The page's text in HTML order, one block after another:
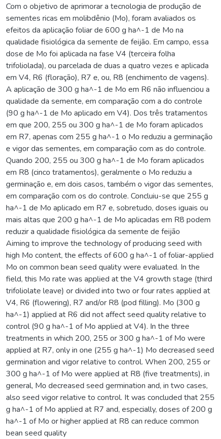
Com o objetivo de aprimorar a tecnologia de produção de
sementes ricas em molibdênio (Mo), foram avaliados os
efeitos da aplicação foliar de 600 g ha^-1 de Mo na
qualidade fisiológica da semente de feijão. Em campo, essa
dose de Mo foi aplicada na fase V4 (terceira folha
trifoliolada), ou parcelada de duas a quatro vezes e aplicada
em V4, R6 (floração), R7 e, ou, R8 (enchimento de vagens).
A aplicação de 300 g ha^-1 de Mo em R6 não influenciou a
qualidade da semente, em comparação com a do controle
(90 g ha^-1 de Mo aplicado em V4). Dos três tratamentos
em que 200, 255 ou 300 g ha^-1 de Mo foram aplicados
em R7, apenas com 255 g ha^-1 o Mo reduziu a germinação
e vigor das sementes, em comparação com as do controle.
Quando 200, 255 ou 300 g ha^-1 de Mo foram aplicados
em R8 (cinco tratamentos), geralmente o Mo reduziu a
germinação e, em dois casos, também o vigor das sementes,
em comparação com os do controle. Concluiu-se que 255 g
ha^-1 de Mo aplicado em R7 e, sobretudo, doses iguais ou
mais altas que 200 g ha^-1 de Mo aplicadas em R8 podem
reduzir a qualidade fisiológica da semente de feijão
Aiming to improve the technology of producing seed with
high Mo content, the effects of 600 g ha^-1 of foliar-applied
Mo on common bean seed quality were evaluated. In the
field, this Mo rate was applied at the V4 growth stage (third
trifoliolate leave) or divided into two or four rates applied at
V4, R6 (flowering), R7 and/or R8 (pod filling). Mo (300 g
ha^-1) applied at R6 did not affect seed quality relative to
control (90 g ha^-1 of Mo applied at V4). In the three
treatments in which 200, 255 or 300 g ha^-1 of Mo were
applied at R7, only in one (255 g ha^-1) Mo decreased seed
germination and vigor relative to control. When 200, 255 or
300 g ha^-1 of Mo were applied at R8 (five treatments), in
general, Mo decreased seed germination and, in two cases,
also seed vigor relative to control. It was concluded that 255
g ha^-1 of Mo applied at R7 and, especially, doses of 200 g
ha^-1 of Mo or higher applied at R8 can reduce common
bean seed quality